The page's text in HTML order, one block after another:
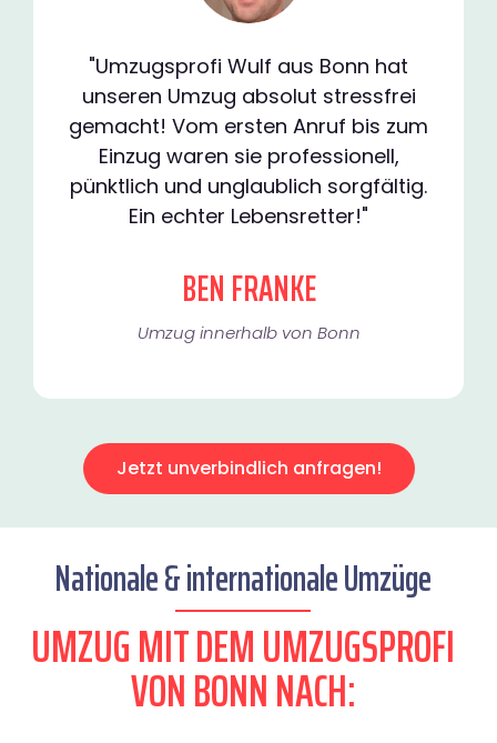
"Umzugsprofi Wulf aus Bonn hat
unseren Umzug absolut stressfrei
gemacht! Vom ersten Anruf bis zum
Einzug waren sie professionell,
pünktlich und unglaublich sorgfältig.
Ein echter Lebensretter!"
BEN FRANKE
Umzug innerhalb von Bonn​
Jetzt unverbindlich anfragen!
Nationale & internationale Umzüge
UMZUG MIT DEM UMZUGSPROFI
VON BONN NACH: